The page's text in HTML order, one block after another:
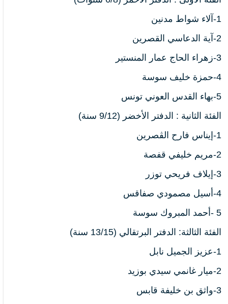
1- آلاء شواط مدنين
2- آية الدعاسي القصرين
3- زهراء الحاج عمار المنستير
4- حمزة خليف سوسة
5- بهاء القدس العوني تونس
الفئة الثانية : الدفتر الأخضر (9/12 سنة)
1-إ
يناس فارح الڨصرين
2- مريم خليفي قفصة
3-إ
يلاف فريحي توزر
4- أسيل مصمودي صفاقس
5 -أ
حمد المبروك سوسة
الفئة الثالثة: الدفتر البرتقالي (13/15 سنة)
1- عزيز الجميل نابل
2- ميار غانمي سيدي بوزيد
3- واثق بن خليفة قابس